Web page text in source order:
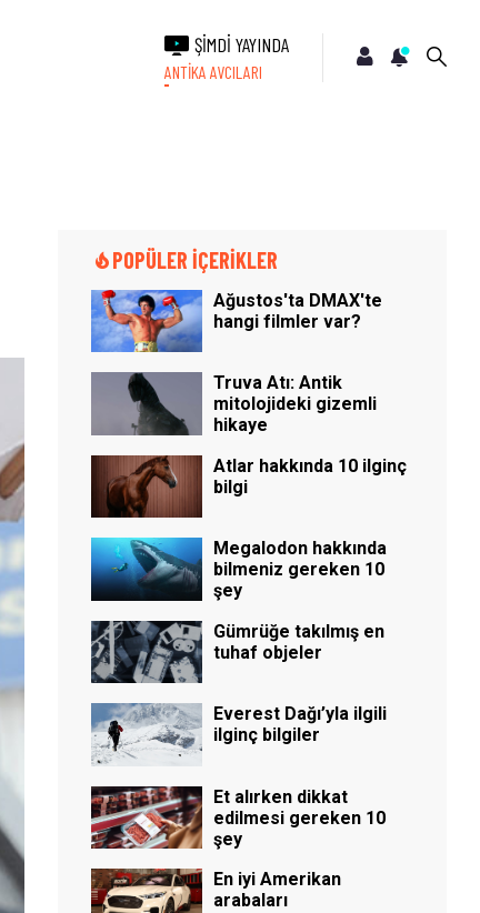
ŞİMDİ YAYINDA
ANTİKA AVCILARI
POPÜLER İÇERİKLER
Ağustos'ta DMAX'te
hangi filmler var?
Truva Atı: Antik
mitolojideki gizemli
hikaye
Atlar hakkında 10 ilginç
bilgi
Megalodon hakkında
bilmeniz gereken 10
şey
Gümrüğe takılmış en
tuhaf objeler
Everest Dağı’yla ilgili
ilginç bilgiler
Et alırken dikkat
edilmesi gereken 10
şey
En iyi Amerikan
arabaları